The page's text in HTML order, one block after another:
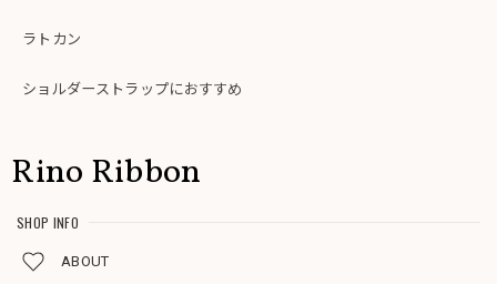
ラトカン
ショルダーストラップにおすすめ
Rino Ribbon
SHOP INFO
ABOUT